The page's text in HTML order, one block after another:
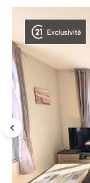
Exclusivité